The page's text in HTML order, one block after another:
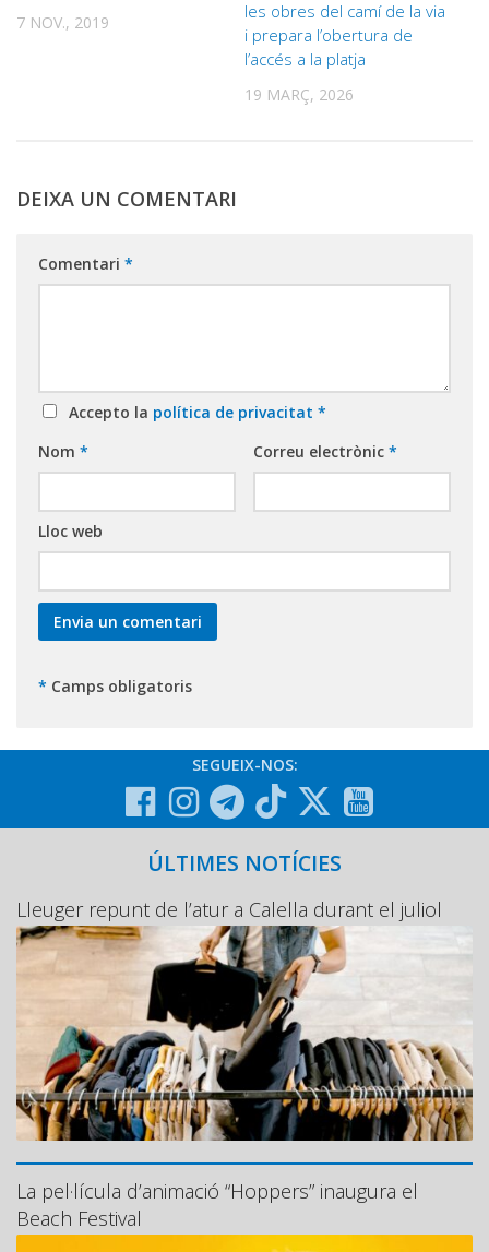
7 NOV., 2019
les obres del camí de la via
i prepara l’obertura de
l’accés a la platja
19 MARÇ, 2026
DEIXA UN COMENTARI
Comentari *
Accepto la política de privacitat *
Nom * Correu electrònic *
Lloc web
* Camps obligatoris
SEGUEIX-NOS:
ÚLTIMES NOTÍCIES
Lleuger repunt de l’atur a Calella durant el juliol
La pel·lícula d’animació “Hoppers” inaugura el
Beach Festival